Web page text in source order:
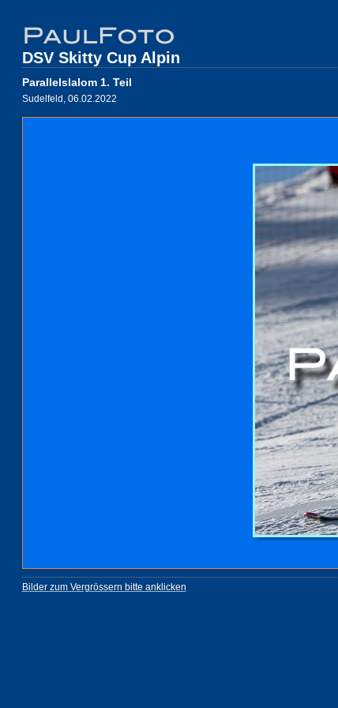
DSV Skitty Cup Alpin
Parallelslalom 1. Teil
Sudelfeld, 06.02.2022
Bilder zum Vergrössern bitte anklicken